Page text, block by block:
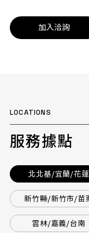
加入洽詢
LOCATIONS
服務據點
北北基/宜蘭/花蓮
新竹縣/新竹市/苗
雲林/嘉義/台南